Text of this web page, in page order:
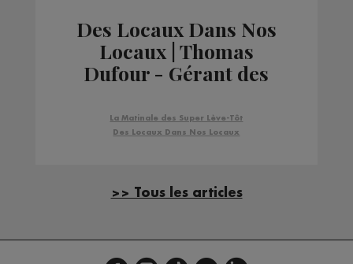
Des Locaux Dans Nos
Locaux | Thomas
Dufour - Gérant des
La Matinale des Super Lève-Tôt
Des Locaux Dans Nos Locaux
>> Tous les articles